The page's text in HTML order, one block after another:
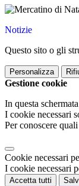
Notizie
Questo sito o gli
Personalizza
Gestione cookie
In questa
I cookie necessari
Per conoscere
Cookie necessari
I cookie necessari
Accetta tutti